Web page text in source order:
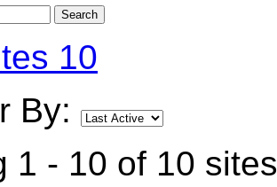
10
By:
1 - 10 of 10 sites